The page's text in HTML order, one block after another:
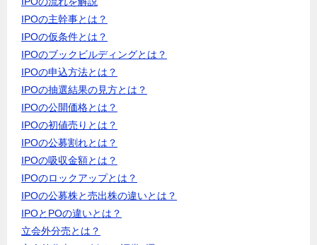
IPOの主幹事とは？
IPOの仮条件とは？
IPOのブックビルディングとは？
IPOの申込方法とは？
IPOの抽選結果の見方とは？
IPOの公開価格とは？
IPOの初値売りとは？
IPOの公募割れとは？
IPOの吸収金額とは？
IPOのロックアップとは？
IPOの公募株と売出株の違いとは？
IPOとPOの違いとは？
立会外分売とは？